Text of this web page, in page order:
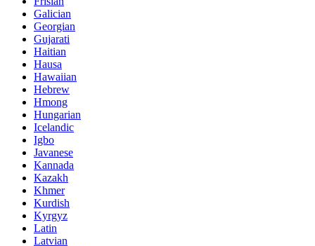
Galician
Georgian
Gujarati
Haitian
Hausa
Hawaiian
Hebrew
Hmong
Hungarian
Icelandic
Igbo
Javanese
Kannada
Kazakh
Khmer
Kurdish
Kyrgyz
Latin
Latvian